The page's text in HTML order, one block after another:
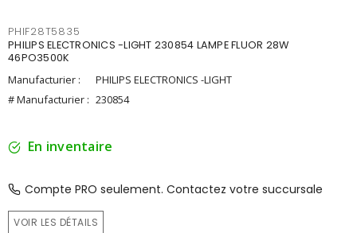
PHIF28T5835
PHILIPS ELECTRONICS -LIGHT 230854 LAMPE FLUOR 28W
46PO3500K
Manufacturier :
PHILIPS ELECTRONICS -LIGHT
# Manufacturier : 230854
En inventaire
Compte PRO seulement. Contactez votre succursale
VOIR LES DÉTAILS